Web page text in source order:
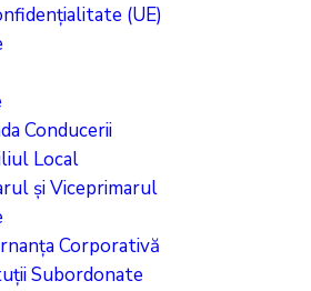
(UE)
Conducerii
Local
și Viceprimarul
Corporativă
Subordonate